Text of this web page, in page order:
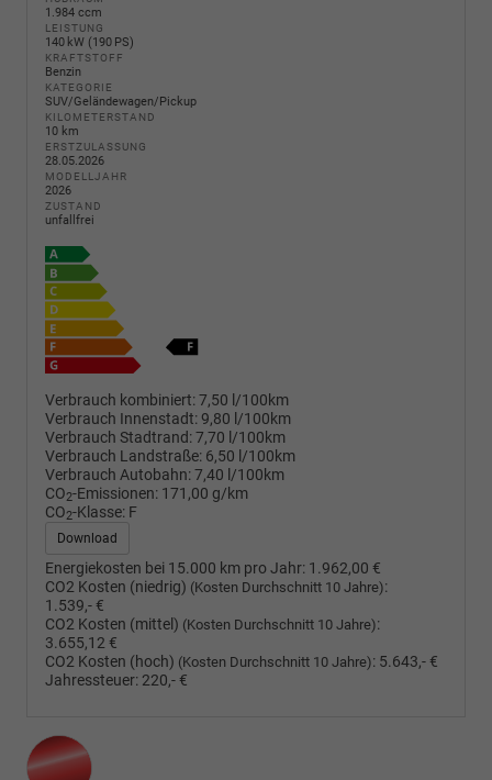
1.984 ccm
LEISTUNG
140 kW (190 PS)
KRAFTSTOFF
Benzin
KATEGORIE
SUV/Geländewagen/Pickup
KILOMETERSTAND
10 km
ERSTZULASSUNG
28.05.2026
MODELLJAHR
2026
ZUSTAND
unfallfrei
Verbrauch kombiniert:7,50 l/100km
Verbrauch Innenstadt: 9,80 l/100km
Verbrauch Stadtrand:7,70 l/100km
Verbrauch Landstraße: 6,50 l/100km
Verbrauch Autobahn:7,40 l/100km
CO2-Emissionen: 171,00 g/km
CO2-Klasse: F
Download
Energiekosten bei 15.000 km pro Jahr: 1.962,00 €
CO2 Kosten (niedrig) (Kosten Durchschnitt 10 Jahre):
1.539,- €
CO2 Kosten (mittel) (Kosten Durchschnitt 10 Jahre):
3.655,12 €
CO2 Kosten (hoch) (Kosten Durchschnitt 10 Jahre): 5.643,- €
Jahressteuer: 220,- €